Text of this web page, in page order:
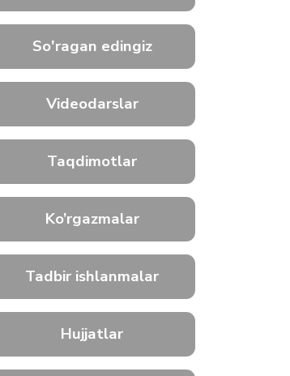
So'ragan edingiz
Videodarslar
Taqdimotlar
Ko’rgazmalar
Tadbir ishlanmalar
Hujjatlar